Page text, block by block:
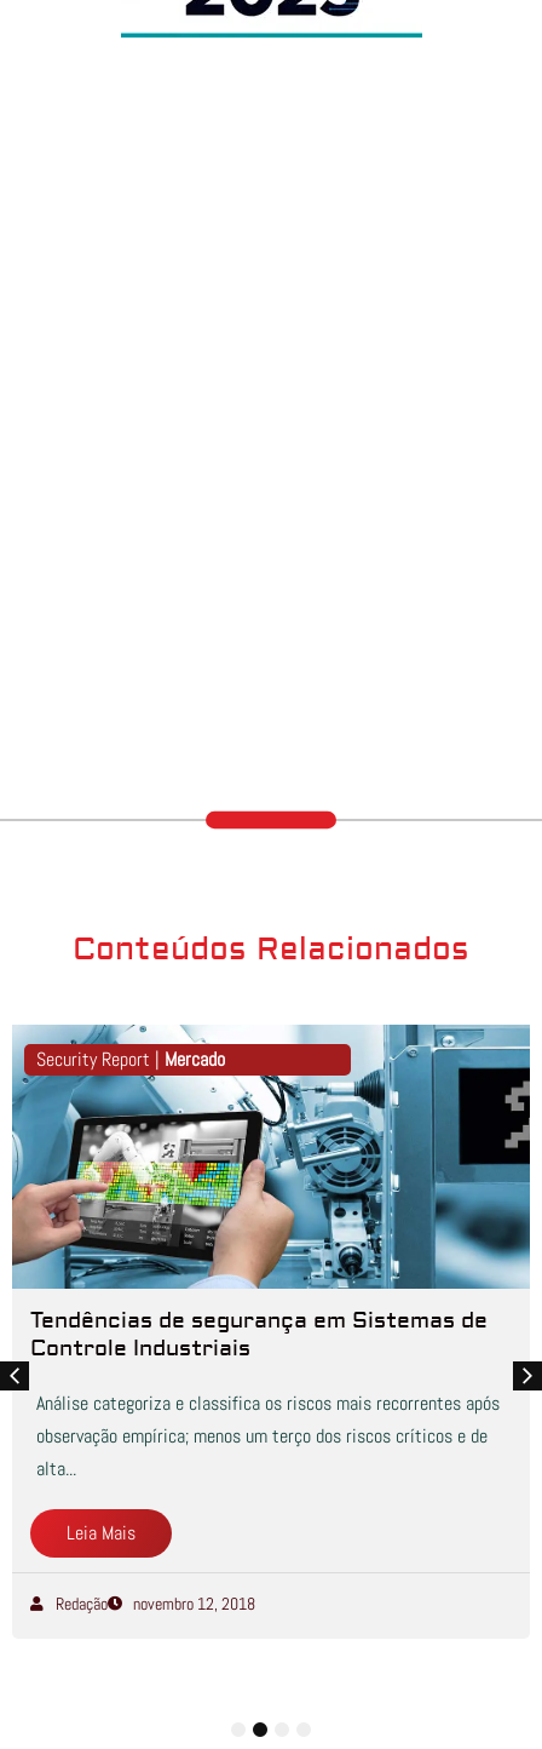
Conteúdos Relacionados
Security Report | Mercado
Tendências de segurança em Sistemas de
Controle Industriais
Análise categoriza e classifica os riscos mais recorrentes após
observação empírica; menos um terço dos riscos críticos e de
alta...
Leia Mais
Redação novembro 12, 2018